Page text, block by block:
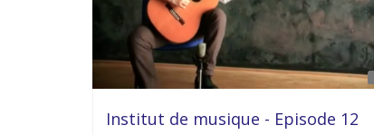
Institut de musique - Episode 12